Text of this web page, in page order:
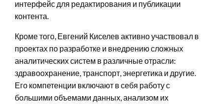
интерфейс для редактирования и публикации
контента.
Кроме того, Евгений Киселев активно участвовал в
проектах по разработке и внедрению сложных
аналитических систем в различные отрасли:
здравоохранение, транспорт, энергетика и другие.
Его компетенции включают в себя работу с
большими объемами данных, анализом их